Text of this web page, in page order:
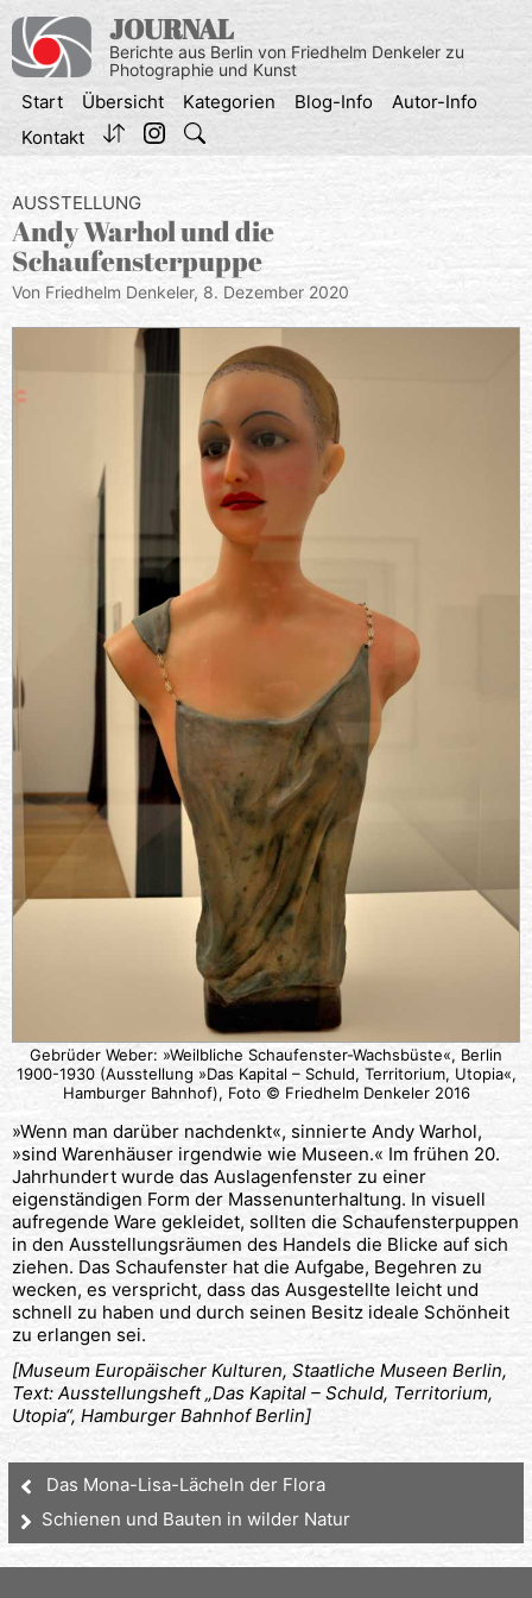
Inhalt
springen
JOURNAL
Berichte aus Berlin von Friedhelm Denkeler zu
Photographie und Kunst
Start Übersicht Kategorien Blog-Info
Autor-Info
Kontakt
AUSSTELLUNG
Andy Warhol und die
Schaufensterpuppe
Von Friedhelm Denkeler, 8. Dezember 2020
Gebrüder Weber: »Weilbliche Schaufenster-Wachsbüste«, Berlin
1900-1930 (Ausstellung »Das Kapital – Schuld, Territorium, Utopia«,
Hamburger Bahnhof), Foto © Friedhelm Denkeler 2016
»Wenn man darüber nachdenkt«, sinnierte Andy Warhol,
»sind Warenhäuser irgendwie wie Museen.« Im frühen 20.
Jahrhundert wurde das Auslagenfenster zu einer
eigenständigen Form der Massenunterhaltung. In visuell
aufregende Ware gekleidet, sollten die Schaufensterpuppen
in den Ausstellungsräumen des Handels die Blicke auf sich
ziehen. Das Schaufenster hat die Aufgabe, Begehren zu
wecken, es verspricht, dass das Ausgestellte leicht und
schnell zu haben und durch seinen Besitz ideale Schönheit
zu erlangen sei.
[Museum Europäischer Kulturen, Staatliche Museen Berlin,
Text: Ausstellungsheft „Das Kapital – Schuld, Territorium,
Utopia“, Hamburger Bahnhof Berlin]
Das Mona-Lisa-Lächeln der Flora
Schienen und Bauten in wilder Natur